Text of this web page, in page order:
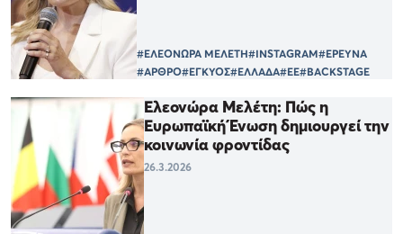
#ΕΛΕΟΝΩΡΑ ΜΕΛΕΤΗ#INSTAGRAM#ΕΡΕΥΝΑ
#ΑΡΘΡΟ#ΕΓΚΥΟΣ#ΕΛΛΑΔΑ#ΕΕ#BACKSTAGE
Ελεονώρα Μελέτη: Πώς η
Ευρωπαϊκή Ένωση δημιουργεί την
κοινωνία φροντίδας
26.3.2026